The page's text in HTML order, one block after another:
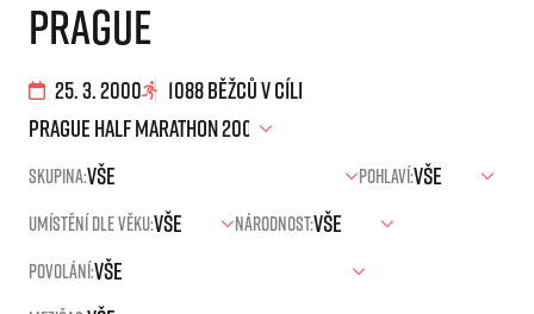
RunCzech Store
Running Mall
Běžecké série
O běžecké lize
Jak to funguje
projekt SuperHalfs
Prague
25. 3. 2000 1088 běžců v cíli
Skupina:
Pohlaví:
Umístění dle věku:
Národnost:
Povolání: